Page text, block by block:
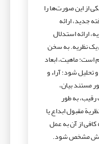
از این صورت‌ها را
جدید، ارائه
ارائه استدلال
یک نظریه. به سخن
است: ماهیت، ابعاد
شود؛ آراء و
مستند بیان،
رقیب، به طور
مقبول ابداع یا
از آن به عمل
مشخص شود.